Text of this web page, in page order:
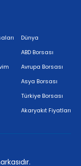
Dünya
ABD Borsası
Avrupa Borsası
Asya Borsası
Türkiye Borsası
Akaryakıt Fiyatları